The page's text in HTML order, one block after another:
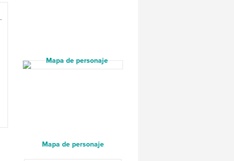
Mapa de personaje